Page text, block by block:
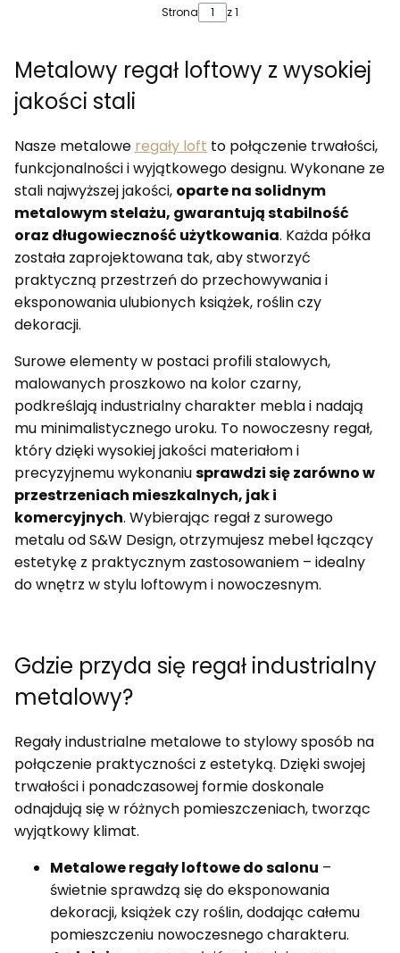
Strona z 1
Metalowy regał loftowy z wysokiej
jakości stali
Nasze metalowe regały loft to połączenie trwałości,
funkcjonalności i wyjątkowego designu. Wykonane ze
stali najwyższej jakości, oparte na solidnym
metalowym stelażu, gwarantują stabilność
oraz długowieczność użytkowania. Każda półka
została zaprojektowana tak, aby stworzyć
praktyczną przestrzeń do przechowywania i
eksponowania ulubionych książek, roślin czy
dekoracji.
Surowe elementy w postaci profili stalowych,
malowanych proszkowo na kolor czarny,
podkreślają industrialny charakter mebla i nadają
mu minimalistycznego uroku. To nowoczesny regał,
który dzięki wysokiej jakości materiałom i
precyzyjnemu wykonaniusprawdzi się zarówno w
przestrzeniach mieszkalnych, jak i
komercyjnych. Wybierając regał z surowego
metalu od S&W Design, otrzymujesz mebel łączący
estetykę z praktycznym zastosowaniem – idealny
do wnętrz w stylu loftowym i nowoczesnym.
Gdzie przyda się regał industrialny
metalowy?
Regały industrialne metalowe to stylowy sposób na
połączenie praktyczności z estetyką. Dzięki swojej
trwałości i ponadczasowej formie doskonale
odnajdują się w różnych pomieszczeniach, tworząc
wyjątkowy klimat.
Metalowe regały loftowe do salonu –
świetnie sprawdzą się do eksponowania
dekoracji, książek czy roślin, dodając całemu
pomieszczeniu nowoczesnego charakteru.